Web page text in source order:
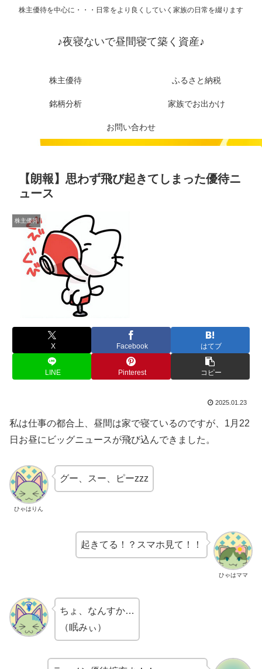
株主優待を中心に・・・日常をより良くしていく家族の日常を綴ります
♪夜寝ないで昼間寝て築く資産♪
株主優待 ふるさと納税
銘柄分析 家族でお出かけ
お問い合わせ
【朗報】思わず飛び起きてしまった優待ニ
ュース
株主優待
X Facebook はてブ
LINE Pinterest コピー
2025.01.23
私は仕事の都合上、昼間は家で寝ているのですが、1月22
日お昼にビッグニュースが飛び込んできました。
ひゃはりん
グー、スー、ピーzzz
ひゃはママ
起きてる！？スマホ見て！！
ちょ、なんすか…
（眠みぃ）